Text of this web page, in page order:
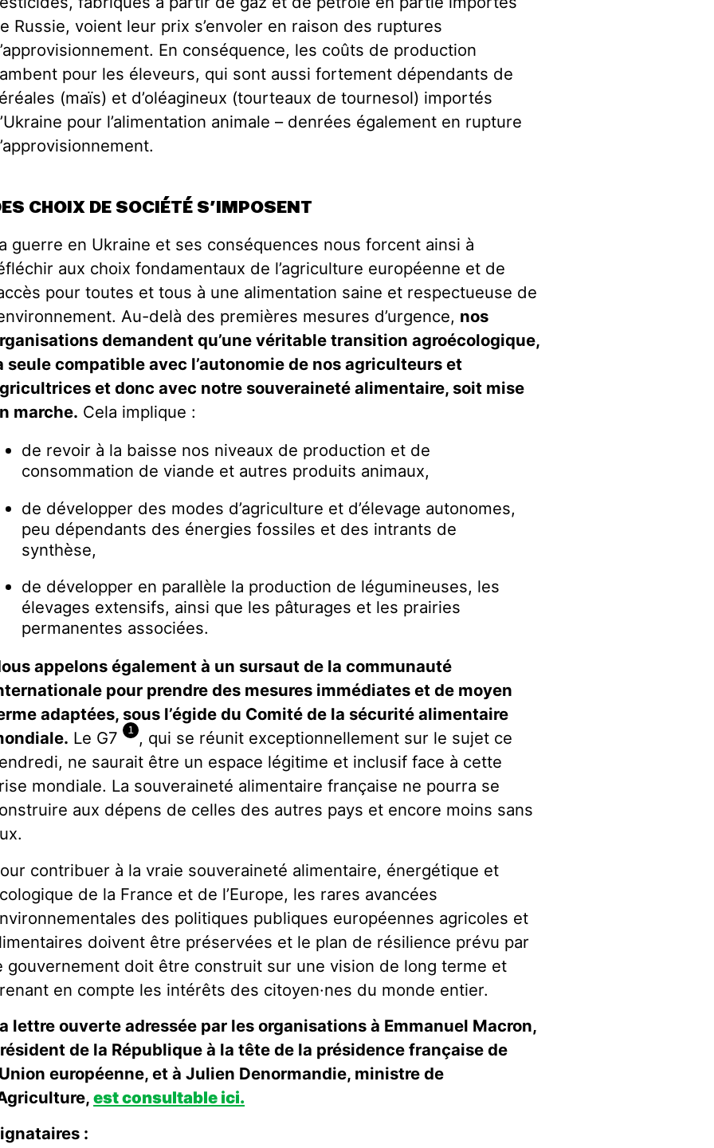
Russie, voient leur prix s’envoler en raison des ruptures
En conséquence, les coûts de production
pour les éleveurs, qui sont aussi fortement dépendants de
(maïs) et d’oléagineux (tourteaux de tournesol) importés
pour l’alimentation animale–denrées également en rupture
CHOIX DE SOCIÉTÉ S’IMPOSENT
guerre en Ukraine et ses conséquences nous forcent ainsi à
aux choix fondamentaux de l’agriculture européenne et de
pour toutes et tous à une alimentation saine et respectueuse de
Au-delà des premières mesures d’urgence, nos
demandent qu’une véritable transition agroécologique,
seule compatible avec l’autonomie de nos agriculteurs et
et donc avec notre souveraineté alimentaire, soit mise
marche. Cela implique :
de revoir à la baisse nos niveaux de production et de
consommation de viande et autres produits animaux,
de développer des modes d’agriculture et d’élevage autonomes,
peu dépendants des énergies fossiles et des intrants de
synthèse,
de développer en parallèle la production de légumineuses, les
élevages extensifs, ainsi que les pâturages et les prairies
permanentes associées.
appelons également à un sursaut de la communauté
pour prendre des mesures immédiates et de moyen
adaptées, sous l’égide du Comité de la sécurité alimentaire
Le G7 1 , qui se réunit exceptionnellement sur le sujet ce
ne saurait être un espace légitime et inclusif face à cette
mondiale. La souveraineté alimentaire française ne pourra se
aux dépens de celles des autres pays et encore moins sans
contribuer à la vraie souveraineté alimentaire, énergétique et
de la France et de l’Europe, les rares avancées
des politiques publiques européennes agricoles et
doivent être préservées et le plan de résilience prévu par
gouvernement doit être construit sur une vision de long terme et
en compte les intérêts des citoyen·nes du monde entier.
lettre ouverte adressée par les organisations à Emmanuel Macron,
de la République à la tête de la présidence française de
européenne, et à Julien Denormandie, ministre de
est consultable ici.
: